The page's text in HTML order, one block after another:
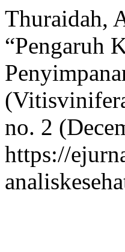
Thuraidah,
“Pengaruh
no. 2
https://